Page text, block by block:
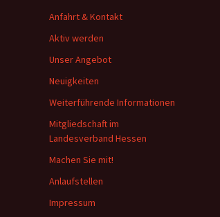
Anfahrt & Kontakt
Aktiv werden
Unser Angebot
Neuigkeiten
Weiterführende Informationen
Mitgliedschaft im
Landesverband Hessen
Machen Sie mit!
Anlaufstellen
Impressum